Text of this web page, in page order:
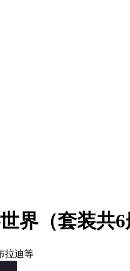
界（套装共
拉迪等